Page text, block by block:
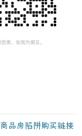
商品房陷阱购买链接